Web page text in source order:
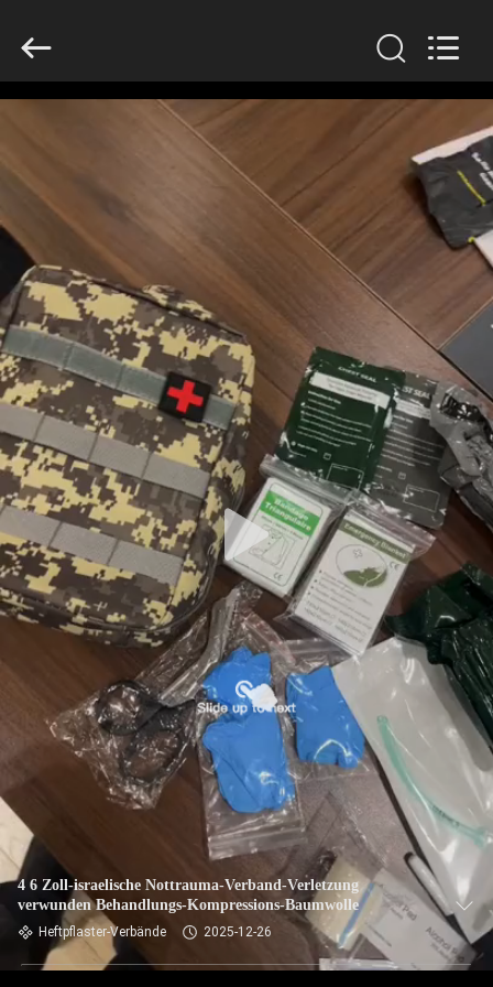
PRODUKTE
ÜBER
UNS
WERKSBESICHTIGUNG
QUALITÄTSKONTROLLE
KONTAKT
MIT
UNS
NEUIGKEITEN
RECHTSSACHEN
BITTE UM
EIN
ANGEBOT
SITEMAP
Ltd..
Rights
4 6 Zoll-israelische Nottrauma-Verband-Verletzung
verwunden Behandlungs-Kompressions-Baumwolle
Heftpflaster-Verbände 2025-12-26